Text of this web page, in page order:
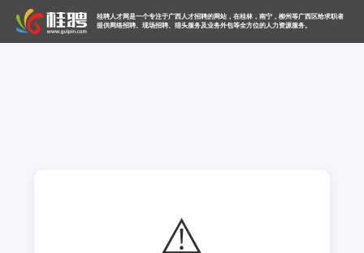
桂聘人才网是一个专注于广西人才招聘的网站，在桂林，南宁，柳州等广西区给求职者
提供网络招聘、现场招聘、猎头服务及业务外包等全方位的人力资源服务。
⚠️